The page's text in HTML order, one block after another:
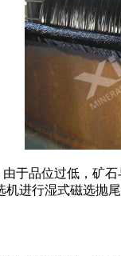
于品位过低，矿
进行湿式磁选抛